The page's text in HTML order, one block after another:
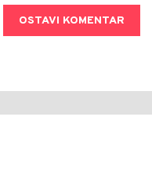
OSTAVI KOMENTAR